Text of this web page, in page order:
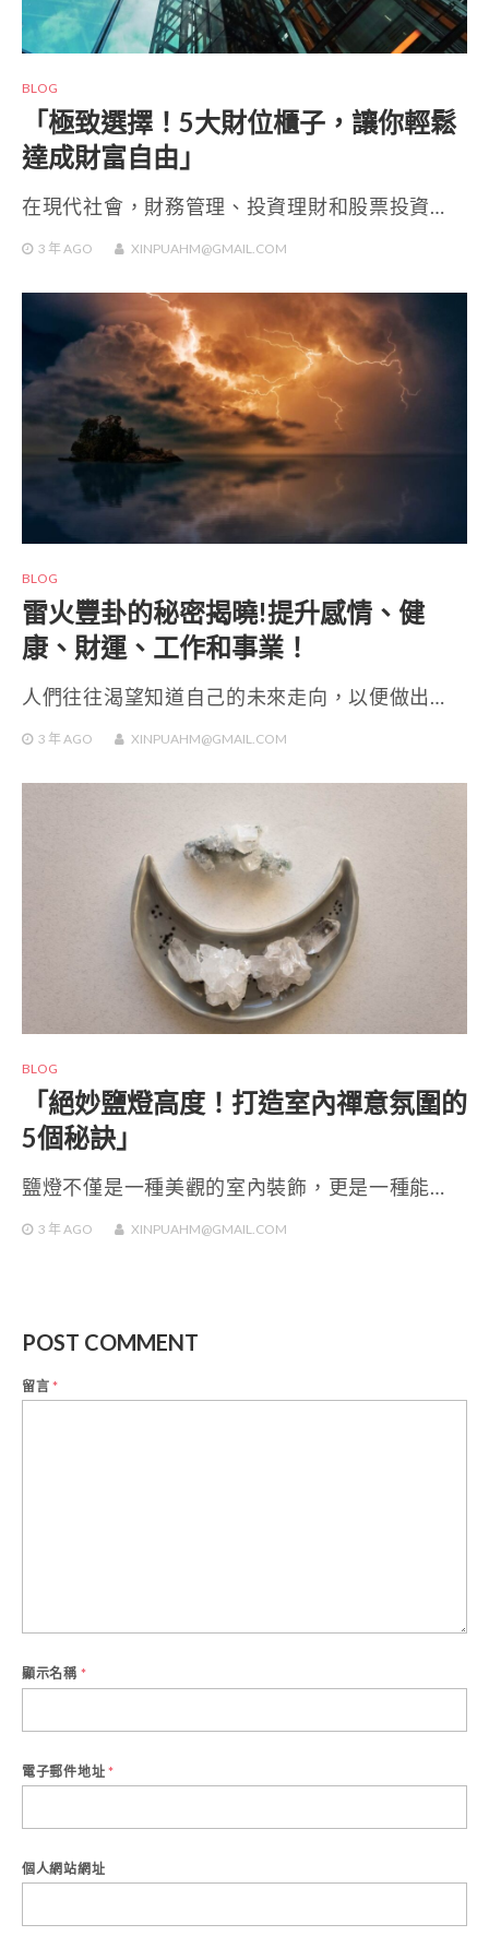
BLOG
「極致選擇！5大財位櫃子，讓你輕鬆
達成財富自由」
在現代社會，財務管理、投資理財和股票投資…
3 年 AGO XINPUAHM@GMAIL.COM
BLOG
雷火豐卦的秘密揭曉!提升感情、健
康、財運、工作和事業！
人們往往渴望知道自己的未來走向，以便做出…
3 年 AGO XINPUAHM@GMAIL.COM
BLOG
「絕妙鹽燈高度！打造室內禪意氛圍的
5個秘訣」
鹽燈不僅是一種美觀的室內裝飾，更是一種能…
3 年 AGO XINPUAHM@GMAIL.COM
POST COMMENT
留言*
顯示名稱 *
電子郵件地址 *
個人網站網址